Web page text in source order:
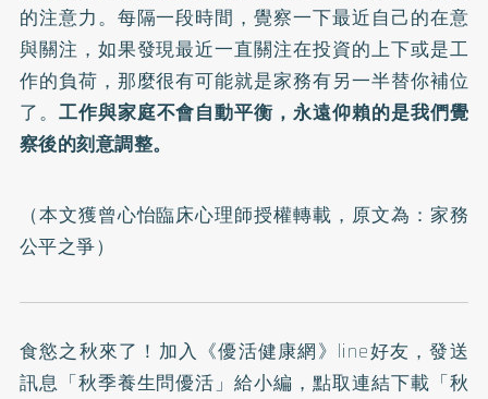
的注意力。每隔一段時間，覺察一下最近自己的在意
與關注，如果發現最近一直關注在投資的上下或是工
作的負荷，那麼很有可能就是家務有另一半替你補位
了。 工作與家庭不會自動平衡，永遠仰賴的是我們覺
察後的刻意調整。
（本文獲曾心怡臨床心理師授權轉載，原文為： 家務
公平之爭）
食慾之秋來了！加入 《優活健康網》line好友 ，發送
訊息「秋季養生問優活」給小編，點取連結下載「秋